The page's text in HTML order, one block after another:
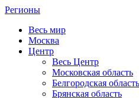
Регионы
Весь мир
Москва
Центр
Весь Центр
Московская область
Белгородская область
Брянская область